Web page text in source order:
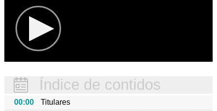
Índice de contidos
00:00
Titulares